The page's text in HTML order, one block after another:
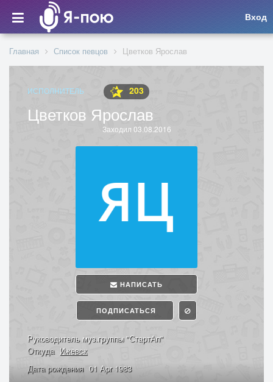
Вход
Главная Список певцов Цветков Ярослав
ИСПОЛНИТЕЛЬ 203
Цветков Ярослав
Заходил 03.08.2016
НАПИСАТЬ
ПОДПИСАТЬСЯ
Руководитель муз.группы "СтартАп"
Откуда Ижевск
Дата рождения 01 Apr 1983